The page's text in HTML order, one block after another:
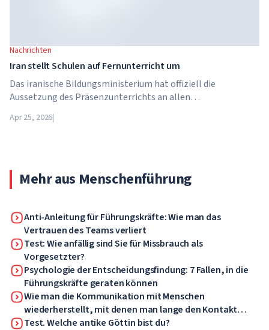
Nachrichten
Iran stellt Schulen auf Fernunterricht um
Das iranische Bildungsministerium hat offiziell die
Aussetzung des Präsenzunterrichts an allen
21. April wechseln Schulen, Hochschulen und Universitäten
Apr 25, 2026|
Mehr aus Menschenführung
Anti-Anleitung für Führungskräfte: Wie man das
Vertrauen des Teams verliert
Test: Wie anfällig sind Sie für Missbrauch als
Vorgesetzter?
Psychologie der Entscheidungsfindung: 7 Fallen, in die
Führungskräfte geraten können
Wie man die Kommunikation mit Menschen
wiederherstellt, mit denen man lange den Kontakt
verloren hat
Test. Welche antike Göttin bist du?